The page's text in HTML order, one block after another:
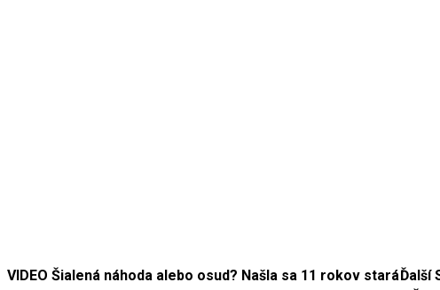
VIDEO Šialená náhoda alebo osud? Našla sa 11 rokov staráĎalší